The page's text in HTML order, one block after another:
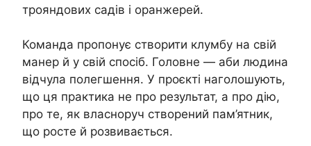
трояндових садів і оранжерей.
Команда пропонує створити клумбу на свій
манер й у свій спосіб. Головне — аби людина
відчула полегшення. У проєкті наголошують,
що ця практика не про результат, а про дію,
про те, як власноруч створений пам’ятник,
що росте й розвивається.